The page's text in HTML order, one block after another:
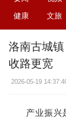
健康 文旅
洛南古城镇
收路更宽
2026-05-19
产业振兴